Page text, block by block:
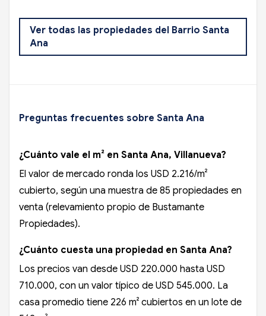
Ver todas las propiedades del Barrio Santa
Ana
Preguntas frecuentes sobre Santa Ana
¿Cuánto vale el m² en Santa Ana, Villanueva?
El valor de mercado ronda los USD 2.216/m²
cubierto, según una muestra de 85 propiedades en
venta (relevamiento propio de Bustamante
Propiedades).
¿Cuánto cuesta una propiedad en Santa Ana?
Los precios van desde USD 220.000 hasta USD
710.000, con un valor típico de USD 545.000. La
casa promedio tiene 226 m² cubiertos en un lote de